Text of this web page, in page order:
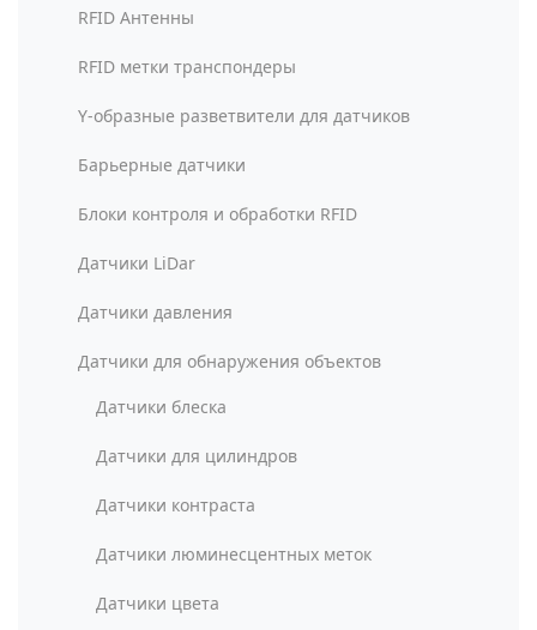
RFID Антенны
RFID метки транспондеры
Y-образные разветвители для датчиков
Барьерные датчики
Блоки контроля и обработки RFID
Датчики LiDar
Датчики давления
Датчики для обнаружения объектов
Датчики блеска
Датчики для цилиндров
Датчики контраста
Датчики люминесцентных меток
Датчики цвета